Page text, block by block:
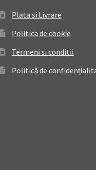
Plata si Livrare
Politica de cookie
Termeni si conditii
Politică de